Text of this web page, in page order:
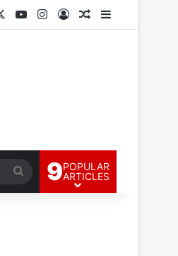
YouTubeInstagram
Log InRandom Article
Sidebar
Search
for
9POPULAR
ARTICLES